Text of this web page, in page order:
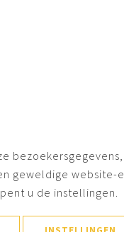
geweldige website-
u de instellingen.